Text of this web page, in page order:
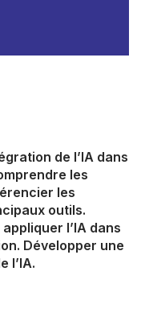
de l’IA dans
les
les
outils.
l’IA dans
Développer une
l’IA.